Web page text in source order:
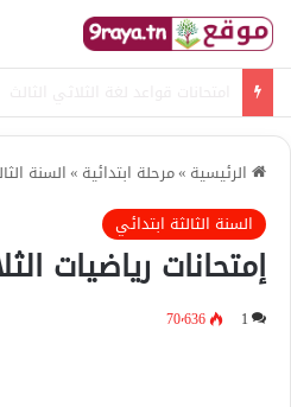
الرئيسية »مرحلة ابتدائية »السنة
السنة الثالثة ابتدائي
إمتحانات رياضيات
1 70٬636